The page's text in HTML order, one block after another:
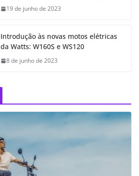
19 de junho de 2023
Introdução às novas motos elétricas
da Watts: W160S e WS120
8 de junho de 2023